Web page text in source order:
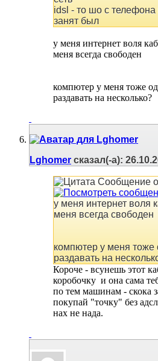
idsl - то шо с
занят был
у меня интернет воля
меня всегда свободен
компютер у меня тоже
раздавать на несколько?
Lghomer сказал(-а):
Сообщение
у меня интернет воля
меня всегда свободен
компютер у меня тоже
раздавать на
Короче - всунешь этот
коробочку и она сама
по тем машинам - скока
покупай "точку" без
нах не нада.